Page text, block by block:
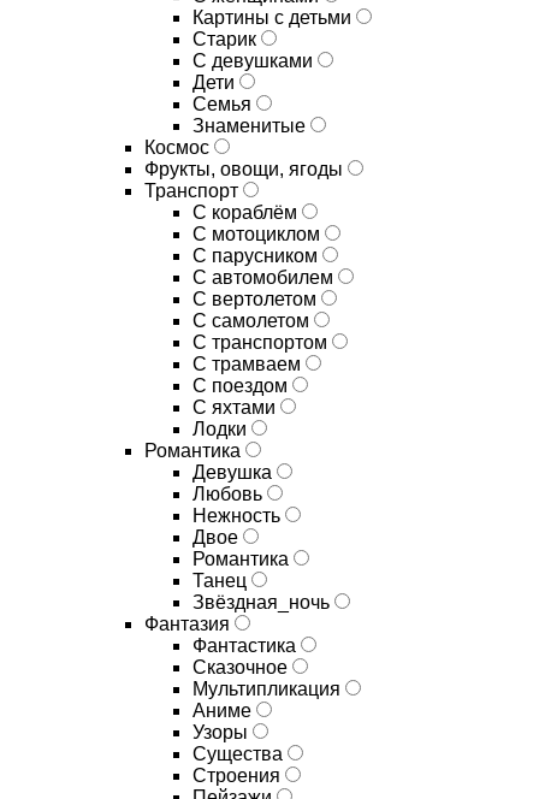
Картины с детьми
Старик
С девушками
Дети
Семья
Знаменитые
Космос
Фрукты, овощи, ягоды
Транспорт
С кораблём
С мотоциклом
С парусником
С автомобилем
С вертолетом
С самолетом
С транспортом
С трамваем
С поездом
С яхтами
Лодки
Романтика
Девушка
Любовь
Нежность
Двое
Романтика
Танец
Звёздная_ночь
Фантазия
Фантастика
Сказочное
Мультипликация
Аниме
Узоры
Существа
Строения